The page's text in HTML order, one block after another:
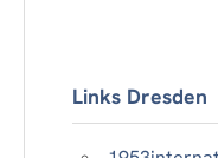
Links Dresden